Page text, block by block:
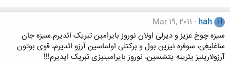
H
hah
Mar 19, 2011
سیزه چوخ عزیز و دیرلی اولان نوروز بایرامین تبریک ائدیرم.سیزه جان
ساغلیغی، سوفره نیزین بول و برکتلی اولماسین آرزو ائدیرم، قوی بوتون
آرزولارینیز یئرینه یتشسین، نوروز بایرامینیزی تبریک ایدیرم!!!